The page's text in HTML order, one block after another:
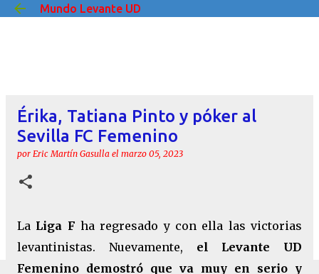
Ir al contenido principal
Mundo Levante UD
Érika, Tatiana Pinto y póker al
Sevilla FC Femenino
por Eric Martín Gasulla el marzo 05, 2023
La Liga F ha regresado y con ella las victorias
levantinistas. Nuevamente, el Levante UD
Femenino demostró que va muy en serio y